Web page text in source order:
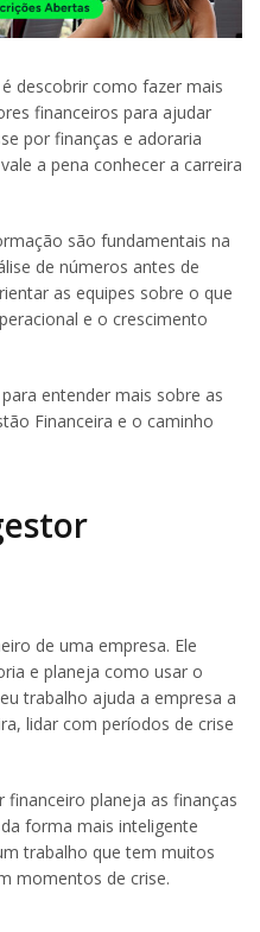
descobrir como fazer mais
financeiros para ajudar
por finanças e adoraria
a pena conhecer a carreira
são fundamentais na
de números antes de
as equipes sobre o que
e o crescimento
entender mais sobre as
Financeira e o caminho
de uma empresa. Ele
e planeja como usar o
trabalho ajuda a empresa a
lidar com períodos de crise
planeja as finanças
forma mais inteligente
trabalho que tem muitos
momentos de crise.